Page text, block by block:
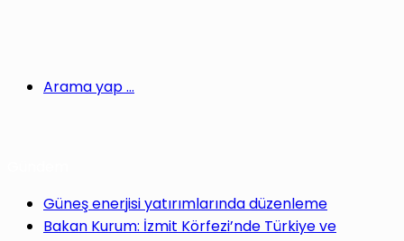
Arama yap ...
Güneş enerjisi yatırımlarında düzenleme
Bakan Kurum: İzmit Körfezi’nde Türkiye ve